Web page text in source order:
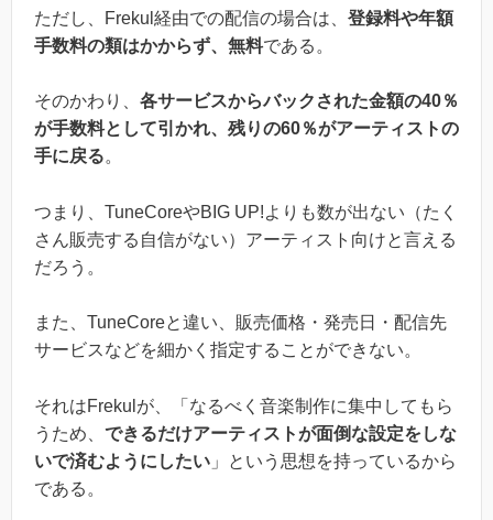
ただし、Frekul経由での配信の場合は、 登録料や年額
手数料の類はかからず、無料である。
そのかわり、 各サービスからバックされた金額の40％
が手数料として引かれ、残りの60％がアーティストの
手に戻る。
つまり、TuneCoreやBIG UP!よりも数が出ない（たく
さん販売する自信がない）アーティスト向けと言える
だろう。
また、TuneCoreと違い、販売価格・発売日・配信先
サービスなどを細かく指定することができない。
それはFrekulが、「なるべく音楽制作に集中してもら
うため、 できるだけアーティストが面倒な設定をしな
いで済むようにしたい 」という思想を持っているから
である。